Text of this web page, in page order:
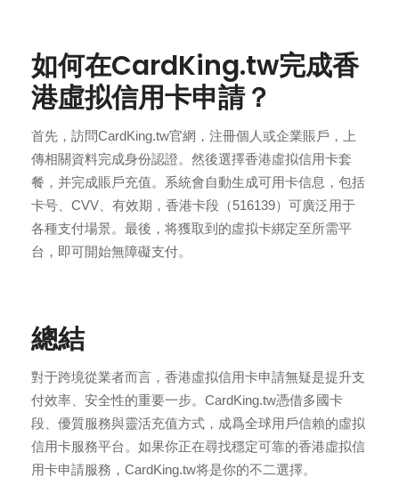
如何在CardKing.tw完成香
港虛拟信用卡申請？
首先，訪問CardKing.tw官網，注冊個人或企業賬戶，上
傳相關資料完成身份認證。然後選擇香港虛拟信用卡套
餐，并完成賬戶充值。系統會自動生成可用卡信息，包括
卡号、CVV、有效期，香港卡段（516139）可廣泛用于
各種支付場景。 最後，将獲取到的虛拟卡綁定至所需平
台，即可開始無障礙支付。
總結
對于跨境從業者而言，香港虛拟信用卡申請無疑是提升支
付效率、安全性的重要一步。CardKing.tw憑借多國卡
段、優質服務與靈活充值方式，成爲全球用戶信賴的虛拟
信用卡服務平台。如果你正在尋找穩定可靠的香港虛拟信
用卡申請服務，CardKing.tw将是你的不二選擇。